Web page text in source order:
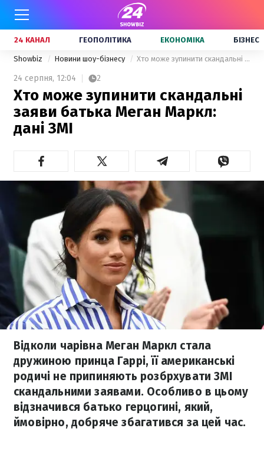
24 КАНАЛ ГЕОПОЛІТИКА ЕКОНОМІКА БІЗНЕС
Showbiz Новини шоу-бізнесу Хто може зупинити скандальні заяви батька Меган Маркл: дані ЗМІ
24 серпня, 12:04 2
Хто може зупинити скандальні
заяви батька Меган Маркл:
дані ЗМІ
Відколи чарівна Меган Маркл стала
дружиною принца Гаррі, її американські
родичі не припиняють розбрхувати ЗМІ
скандальними заявами. Особливо в цьому
відзначився батько герцогині, який,
ймовірно, добряче збагатився за цей час.